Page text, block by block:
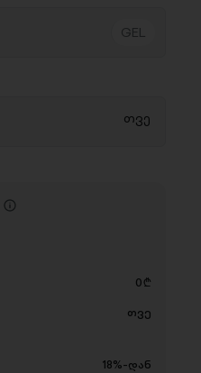
0 D
თვე
18%-დან